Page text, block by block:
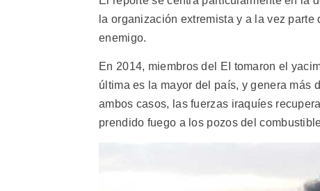
la organización extremista y a la vez
enemigo.
En 2014, miembros del EI tomaron el
última es la mayor del país, y genera más
ambos casos, las fuerzas iraquíes
prendido fuego a los pozos del